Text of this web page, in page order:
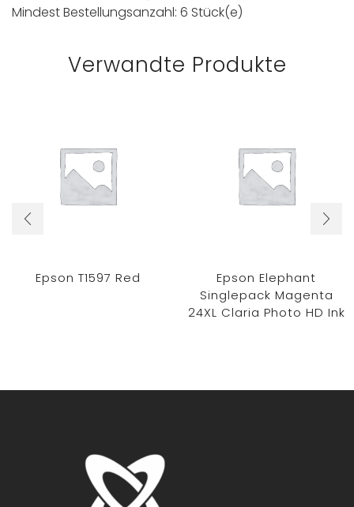
Mindest Bestellungsanzahl: 6 Stück(e)
Verwandte Produkte
Epson T1597 Red
Epson Elephant
Singlepack Magenta
24XL Claria Photo HD Ink